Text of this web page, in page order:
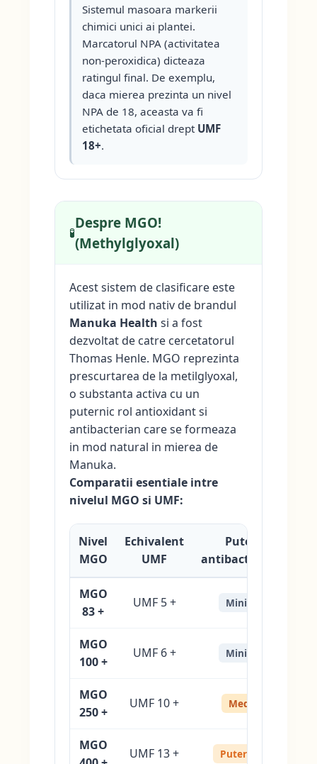
Sistemul masoara markerii
chimici unici ai plantei.
Marcatorul NPA (activitatea
non-peroxidica) dicteaza
ratingul final. De exemplu,
daca mierea prezinta un nivel
NPA de 18, aceasta va fi
etichetata oficial drept UMF
18+.
🧪
Despre MGO!
(Methylglyoxal)
Acest sistem de clasificare este
utilizat in mod nativ de brandul
Manuka Health si a fost
dezvoltat de catre cercetatorul
Thomas Henle. MGO reprezinta
prescurtarea de la metilglyoxal,
o substanta activa cu un
puternic rol antioxidant si
antibacterian care se formeaza
in mod natural in mierea de
Manuka.
Comparatii esentiale intre
nivelul MGO si UMF:
Nivel
MGO
Echivalent
UMF
Putere
antibacteriană
MGO
83 +
UMF 5 + Minimă
MGO
100 +
UMF 6 + Minimă
MGO
250 +
UMF 10 + Medie
MGO
UMF 13 + Puternică